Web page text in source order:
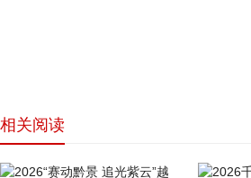
相关阅读